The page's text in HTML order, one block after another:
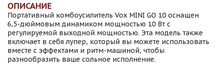
ОПИСАНИЕ
Портативный комбоусилитель Vox MINI GO 10 оснащен
6,5-дюймовым динамиком мощностью 10 Вт с
регулируемой выходной мощностью. Эта модель также
включает в себя лупер, который вы можете использовать
вместе с эффектами и ритм-машиной, чтобы
разнообразить ваше сольное исполнение.